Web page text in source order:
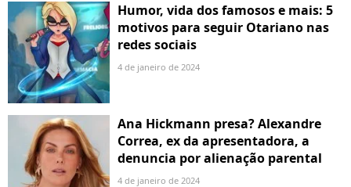
Humor, vida dos famosos e mais: 5
motivos para seguir Otariano nas
redes sociais
4 de janeiro de 2024
Ana Hickmann presa? Alexandre
Correa, ex da apresentadora, a
denuncia por alienação parental
4 de janeiro de 2024